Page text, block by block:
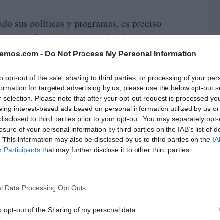
- Do Not Process My Personal Information
opt-out of the sale, sharing to third parties, or processing of your
for targeted advertising by us, please use the below opt-out
selection. Please note that after your opt-out request is processed
interest-based ads based on personal information utilized by us
to third parties prior to your opt-out. You may separately
of your personal information by third parties on the IAB’s list of
This information may also be disclosed by us to third parties on the
Participants that may further disclose it to other third parties.
Data Processing Opt Outs
opt-out of the Sharing of my personal data.
sus políticas y programas, es preciso
todo el mundo para ampliar los servicios
salud mental de las personas, advierte la
la ansiedad y la depresión, son muy
poblacionales, y afectan a todas las
Constituyen la segunda causa de
el número de años de vida saludable
de salud para las personas y las familias
sustanciales en todo el mundo.
y la ansiedad cuestan a la economía
estadounidenses al año.